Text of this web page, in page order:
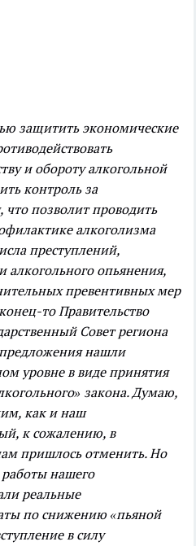
защитить экономические
и обороту алкогольной
контроль за
что позволит проводить
алкоголизма
преступлений,
алкогольного опьянения,
превентивных мер
то Правительство
Совет региона
нашли
уровне в виде принятия
закона. Думаю,
как и наш
к сожалению, в
пришлось отменить. Но
работы нашего
реальные
по снижению «пьяной
в силу